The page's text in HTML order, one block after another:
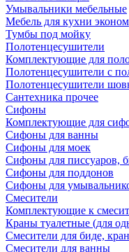
Умывальники мебельные
Мебель для кухни эконом
Тумбы под мойку
Полотенцесушители
Комплектующие для
Полотенцесушители с
Полотенцесушители
Сантехника прочее
Сифоны
Комплектующие для
Сифоны для ванны
Сифоны для моек
Сифоны для писсуаров,
Сифоны для поддонов
Сифоны для
Смесители
Комплектующие к
Краны туалетные (для
Смесители для биде,
Смесители для ванны